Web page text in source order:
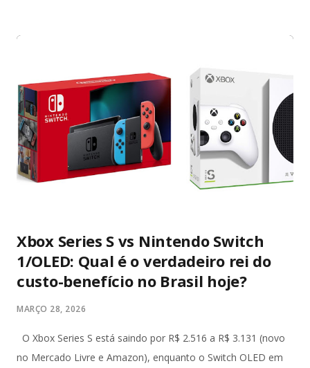
exatamente para proteger o livre exercício do mandato
parlamentar. Essa imunidade não é privilégio pessoal, mas
garantia institucional do regime democrático. Ela permite que
senadores e deputados debatem temas nacionais sem medo
de retaliação judicial, inclusive fora do plenário, desde que no
exercício da função. Diante da literalidade do texto
constitucional, a abertur...
Xbox Series S vs Nintendo Switch
1/OLED: Qual é o verdadeiro rei do
custo-benefício no Brasil hoje?
MARÇO 28, 2026
O Xbox Series S está saindo por R$ 2.516 a R$ 3.131 (novo
no Mercado Livre e Amazon), enquanto o Switch OLED em